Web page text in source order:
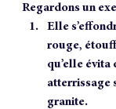
Regardons un
Elle
rouge,
qu’elle évita
atterrissage
granite.